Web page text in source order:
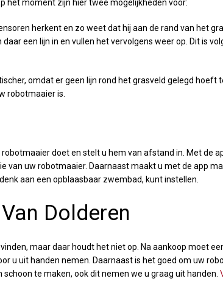
het moment zijn hier twee mogelijkheden voor:
herkent en zo weet dat hij aan de rand van het
een lijn in en vullen het vervolgens weer op. Dit is
omdat er geen lijn rond het grasveld gelegd
robotmaaier is.
doet en stelt u hem van afstand in. Met de
uw robotmaaier. Daarnaast maakt u met de app
aan een opblaasbaar zwembad, kunt instellen.
Dolderen
maar daar houdt het niet op. Na aankoop moet
u uit handen nemen. Daarnaast is het goed om uw
te maken, ook dit nemen we u graag uit handen.